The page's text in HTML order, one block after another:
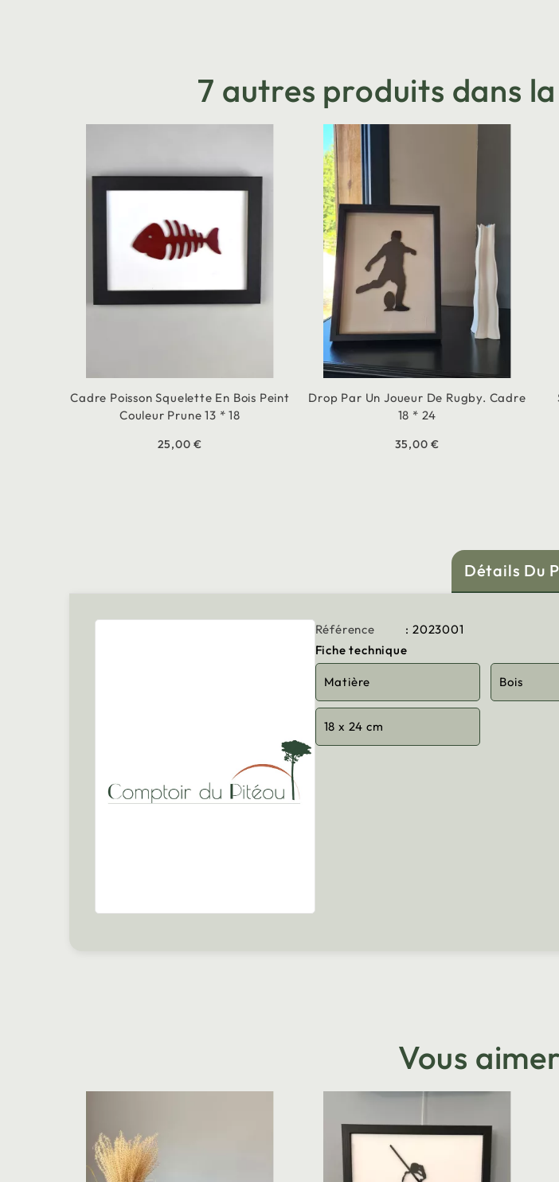
7 autres produits dans
Cadre Poisson Squelette En Bois Peint
Couleur Prune 13 * 18
25,00 €
Drop Par Un Joueur De Rugby. Cadre
18 * 24
35,00 €
Détails Du
Référence
: 2023001
Fiche technique
Matière Bois
18 x 24 cm
Vous